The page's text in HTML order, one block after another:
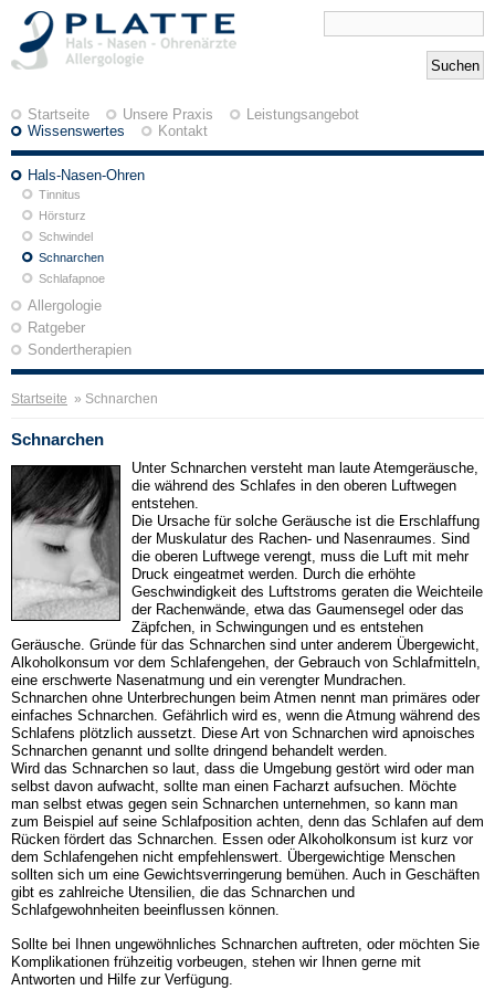
Startseite Unsere Praxis
Leistungsangebot
Wissenswertes
Kontakt
Hals-Nasen-Ohren
Tinnitus
Hörsturz
Schwindel
Schnarchen
Schlafapnoe
Allergologie
Ratgeber
Sondertherapien
Startseite » Schnarchen
Schnarchen
Unter Schnarchen versteht man laute Atemgeräusche,
die während des Schlafes in den oberen Luftwegen
entstehen.
Die Ursache für solche Geräusche ist die Erschlaffung
der Muskulatur des Rachen- und Nasenraumes. Sind
die oberen Luftwege verengt, muss die Luft mit mehr
Druck eingeatmet werden. Durch die erhöhte
Geschwindigkeit des Luftstroms geraten die Weichteile
der Rachenwände, etwa das Gaumensegel oder das
Zäpfchen, in Schwingungen und es entstehen
Geräusche. Gründe für das Schnarchen sind unter anderem Übergewicht,
Alkoholkonsum vor dem Schlafengehen, der Gebrauch von Schlafmitteln,
eine erschwerte Nasenatmung und ein verengter Mundrachen.
Schnarchen ohne Unterbrechungen beim Atmen nennt man primäres oder
einfaches Schnarchen. Gefährlich wird es, wenn die Atmung während des
Schlafens plötzlich aussetzt. Diese Art von Schnarchen wird apnoisches
Schnarchen genannt und sollte dringend behandelt werden.
Wird das Schnarchen so laut, dass die Umgebung gestört wird oder man
selbst davon aufwacht, sollte man einen Facharzt aufsuchen. Möchte
man selbst etwas gegen sein Schnarchen unternehmen, so kann man
zum Beispiel auf seine Schlafposition achten, denn das Schlafen auf dem
Rücken fördert das Schnarchen. Essen oder Alkoholkonsum ist kurz vor
dem Schlafengehen nicht empfehlenswert. Übergewichtige Menschen
sollten sich um eine Gewichtsverringerung bemühen. Auch in Geschäften
gibt es zahlreiche Utensilien, die das Schnarchen und
Schlafgewohnheiten beeinflussen können.
Sollte bei Ihnen ungewöhnliches Schnarchen auftreten, oder möchten Sie
Komplikationen frühzeitig vorbeugen, stehen wir Ihnen gerne mit
Antworten und Hilfe zur Verfügung.